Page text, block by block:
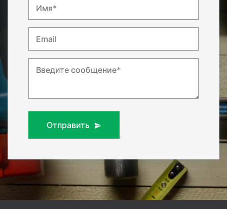
Имя*
Email
Введите сообщение*
Отправить